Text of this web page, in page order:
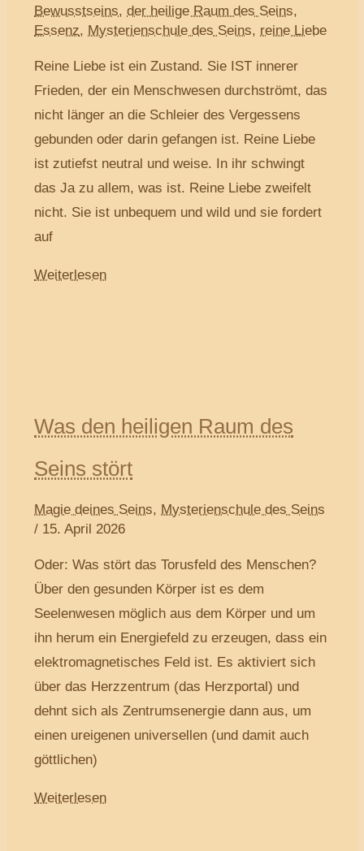
Bewusstseins,der heilige Raum des Seins,
Essenz, Mysterienschule des Seins, reine Liebe
Reine Liebe ist ein Zustand. Sie IST innerer
Frieden, der ein Menschwesen durchströmt, das
nicht länger an die Schleier des Vergessens
gebunden oder darin gefangen ist. Reine Liebe
ist zutiefst neutral und weise. In ihr schwingt
das Ja zu allem, was ist. Reine Liebe zweifelt
nicht. Sie ist unbequem und wild und sie fordert
auf
Weiterlesen
Was den heiligen Raum des
Seins stört
Magie deines Seins, Mysterienschule des Seins
/ 15. April 2026
Oder: Was stört das Torusfeld des Menschen?
Über den gesunden Körper ist es dem
Seelenwesen möglich aus dem Körper und um
ihn herum ein Energiefeld zu erzeugen, dass ein
elektromagnetisches Feld ist. Es aktiviert sich
über das Herzzentrum (das Herzportal) und
dehnt sich als Zentrumsenergie dann aus, um
einen ureigenen universellen (und damit auch
göttlichen)
Weiterlesen